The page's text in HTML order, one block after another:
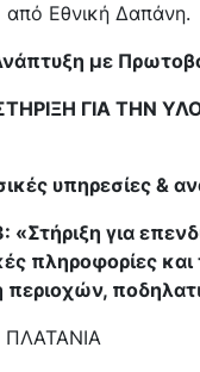
Εθνική Δαπάνη.
με
ΓΙΑ ΤΗΝ
υπηρεσίες &
: «Στήριξη για
πληροφορίες